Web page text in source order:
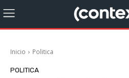
Inicio Politica
POLITICA